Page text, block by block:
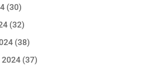
(30)
(32)
(38)
(37)